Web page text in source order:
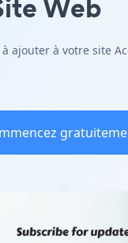
Web
ajouter à votre site